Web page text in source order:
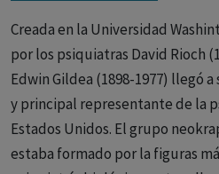
Creada en la Universidad
por los psiquiatras David Rioch
Edwin Gildea (1898-1977) llegó
y principal representante de la
Estados Unidos. El grupo
estaba formado por la figuras